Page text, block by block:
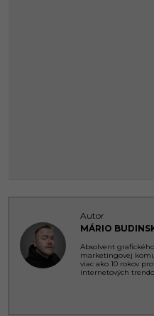
Autor
MÁRIO
Absolvent
marketingovej
viac ako 10 rokov
internetových